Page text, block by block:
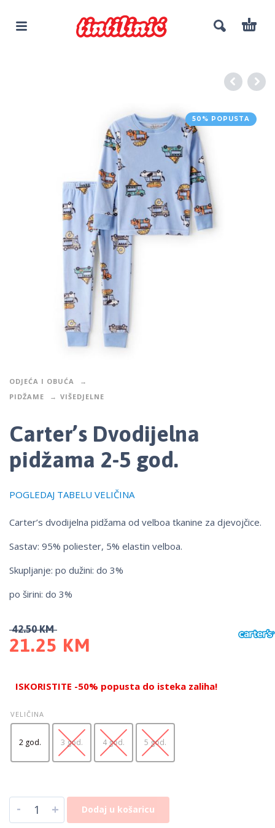
50% POPUSTA
ODJEĆA I OBUĆA
PIDŽAME
VIŠEDJELNE
Carter’s Dvodijelna
pidžama 2-5 god.
POGLEDAJ TABELU VELIČINA
Carter’s dvodijelna pidžama od velboa tkanine za djevojčice.
Sastav: 95% poliester, 5% elastin velboa.
Skupljanje: po dužini: do 3%
po širini: do 3%
42.50KM
21.25 KM
ISKORISTITE -50% popusta do isteka zaliha!
VELIČINA
2 god. 3 god. 4 god. 5 god.
- + Dodaj u košaricu